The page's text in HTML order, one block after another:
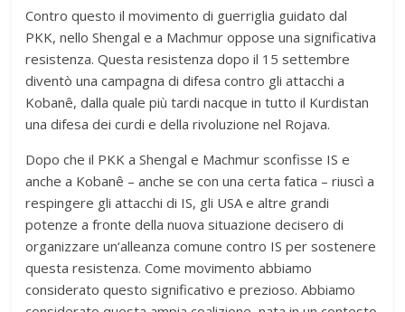
Contro questo il movimento di guerriglia guidato dal
PKK, nello Shengal e a Machmur oppose una significativa
resistenza. Questa resistenza dopo il 15 settembre
diventò una campagna di difesa contro gli attacchi a
Kobanê, dalla quale più tardi nacque in tutto il Kurdistan
una difesa dei curdi e della rivoluzione nel Rojava.
Dopo che il PKK a Shengal e Machmur sconfisse IS e
anche a Kobanê – anche se con una certa fatica – riuscì a
respingere gli attacchi di IS, gli USA e altre grandi
potenze a fronte della nuova situazione decisero di
organizzare un‘alleanza comune contro IS per sostenere
questa resistenza. Come movimento abbiamo
considerato questo significativo e prezioso. Abbiamo